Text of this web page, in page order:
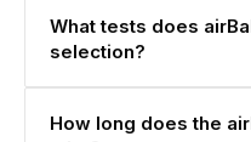
What tests does
selection?
How long does the